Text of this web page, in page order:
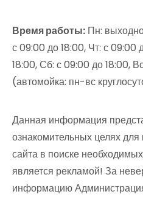
Время работы: Пн:
с 09:00 до 18:00, Чт: с 09:00
18:00, Сб: с 09:00 до 18:00,
(автомойка: пн-вс
Данная информация
ознакомительных целях
сайта в поиске
является рекламой! За
информацию